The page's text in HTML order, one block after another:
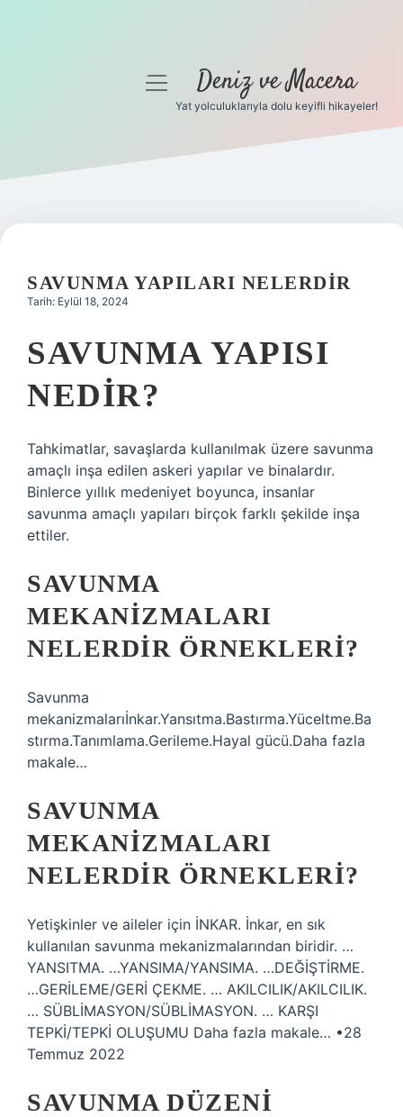
Gizlilik Politikası
Yasal Uyarı
menüyüDeniz ve Macera
Yat yolculuklarıyla dolu keyifli hikayeler!
SAVUNMA YAPILARI NELERDIR
Tarih: Eylül 18, 2024
SAVUNMA YAPISI
NEDIR?
Tahkimatlar, savaşlarda kullanılmak üzere savunma
amaçlı inşa edilen askeri yapılar ve binalardır.
Binlerce yıllık medeniyet boyunca, insanlar
savunma amaçlı yapıları birçok farklı şekilde inşa
ettiler.
SAVUNMA
MEKANIZMALARI
NELERDIR ÖRNEKLERI?
Savunma
mekanizmalarıİnkar.Yansıtma.Bastırma.Yüceltme.Ba
stırma.Tanımlama.Gerileme.Hayal gücü.Daha fazla
makale…
SAVUNMA
MEKANIZMALARI
NELERDIR ÖRNEKLERI?
Yetişkinler ve aileler için İNKAR. İnkar, en sık
kullanılan savunma mekanizmalarından biridir. …
YANSITMA. …YANSIMA/YANSIMA. …DEĞİŞTİRME.
…GERİLEME/GERİ ÇEKME. … AKILCILIK/AKILCILIK.
… SÜBLİMASYON/SÜBLİMASYON. … KARŞI
TEPKİ/TEPKİ OLUŞUMU Daha fazla makale… •28
Temmuz 2022
SAVUNMA DÜZENI